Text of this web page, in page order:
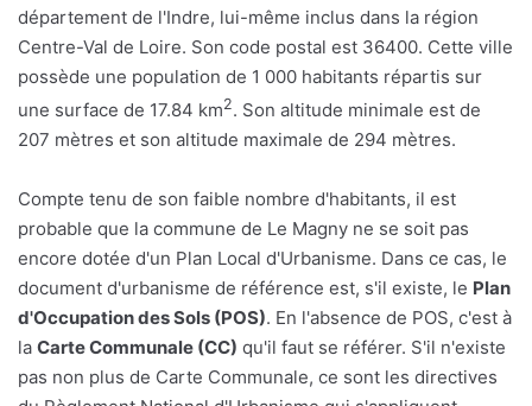
département de l'Indre, lui-même inclus dans la région
Centre-Val de Loire. Son code postal est 36400. Cette ville
possède une population de 1 000 habitants répartis sur
une surface de 17.84 km2. Son altitude minimale est de
207 mètres et son altitude maximale de 294 mètres.
Compte tenu de son faible nombre d'habitants, il est
probable que la commune de Le Magny ne se soit pas
encore dotée d'un Plan Local d'Urbanisme. Dans ce cas, le
document d'urbanisme de référence est, s'il existe, le Plan
d'Occupation des Sols (POS). En l'absence de POS, c'est à
la Carte Communale (CC) qu'il faut se référer. S'il n'existe
pas non plus de Carte Communale, ce sont les directives